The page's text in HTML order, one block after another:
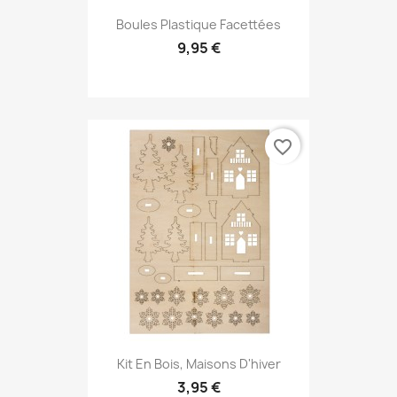
Boules Plastique Facettées
9,95 €
Kit En Bois, Maisons D'hiver
3,95 €
favorite_border